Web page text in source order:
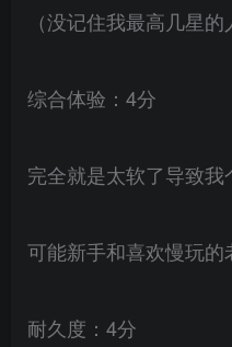
（没记住我最高几星
综合体验：4分
完全就是太软了导致
可能新手和喜欢慢玩的
耐久度：4分